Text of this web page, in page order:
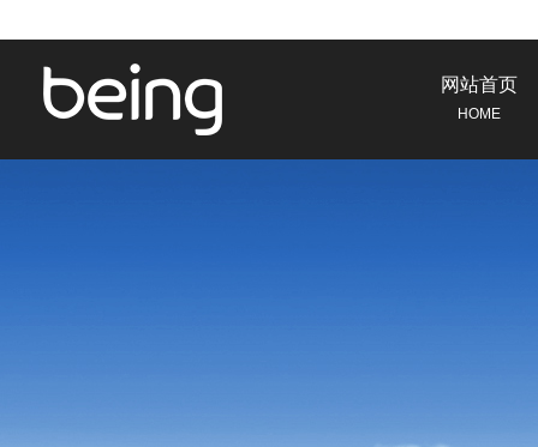
网站首页
HOME